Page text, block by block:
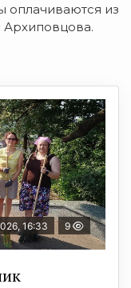
оплачиваются из
Архиповцова.
16:33 9